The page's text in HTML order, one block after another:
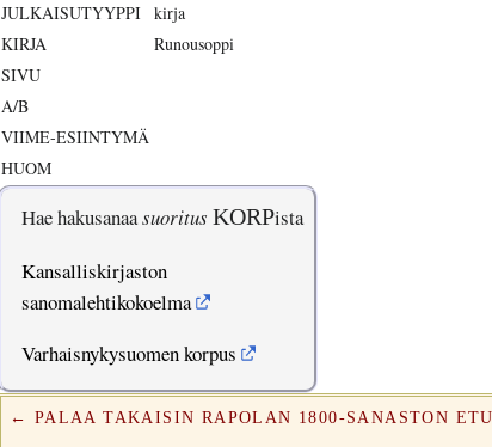
JULKAISUTYYPPI kirja
KIRJA
Runousoppi
SIVU
A/B
VIIME-ESIINTYMÄ
HUOM
Hae hakusanaasuoritus KORPista
Kansalliskirjaston
sanomalehtikokoelma
Varhaisnykysuomen korpus
← PALAA TAKAISIN RAPOLAN 1800-SANASTON